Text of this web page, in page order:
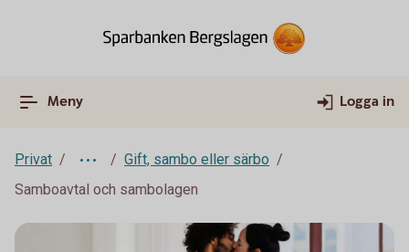
Meny Logga in
Privat
Gift, sambo eller särbo
Samboavtal och sambolagen